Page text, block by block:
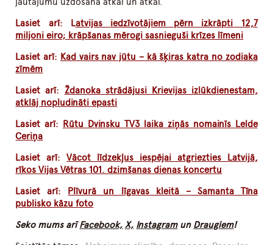
Lasiet arī: Latvijas iedzīvotājiem pērn izkrāpti 12,7
miljoni eiro; krāpšanas mērogi sasnieguši krīzes līmeni
Lasiet arī: Kad vairs nav jūtu – kā šķiras katra no zodiaka
zīmēm
Lasiet arī: Ždanoka strādājusi Krievijas izlūkdienestam,
atklāj nopludināti epasti
Lasiet arī:
Rūtu Dvinsku TV3 laika ziņās nomainīs Lelde
Ceriņa
Lasiet arī:Vācot līdzekļus iespējai atgriezties Latvijā,
rīkos Vijas Vētras 101. dzimšanas dienas koncertu
Lasiet arī:
Plīvurā un līgavas kleitā – Samanta Tīna
publisko kāzu foto
Seko mums arīFacebook, X, Instagramun Draugiem!